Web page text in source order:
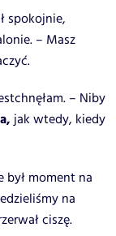
spokojnie,
– Masz
– Niby
jak wtedy, kiedy
był moment na
na
ciszę.